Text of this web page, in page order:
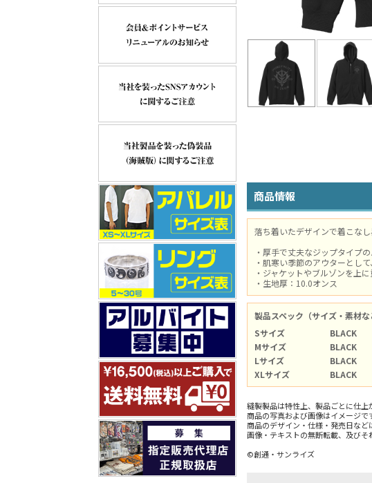
商品情報
落ち着いたデザインで着こな
・厚手で丈夫なジップタイプの
・肌寒い季節のアウターとし
・ジャケットやブルゾンを上
・生地厚：10.0オンス
製品スペック（サイズ・素材な
Sサイズ
BLACK
Mサイズ
BLACK
Lサイズ
BLACK
XLサイズ
BLACK
縫製製品は特性上、製品ごとに仕上
商品の写真および画像はイメージで
商品のデザイン・仕様・発売日など
画像・テキストの無断転載、及びそ
©創通・サンライズ